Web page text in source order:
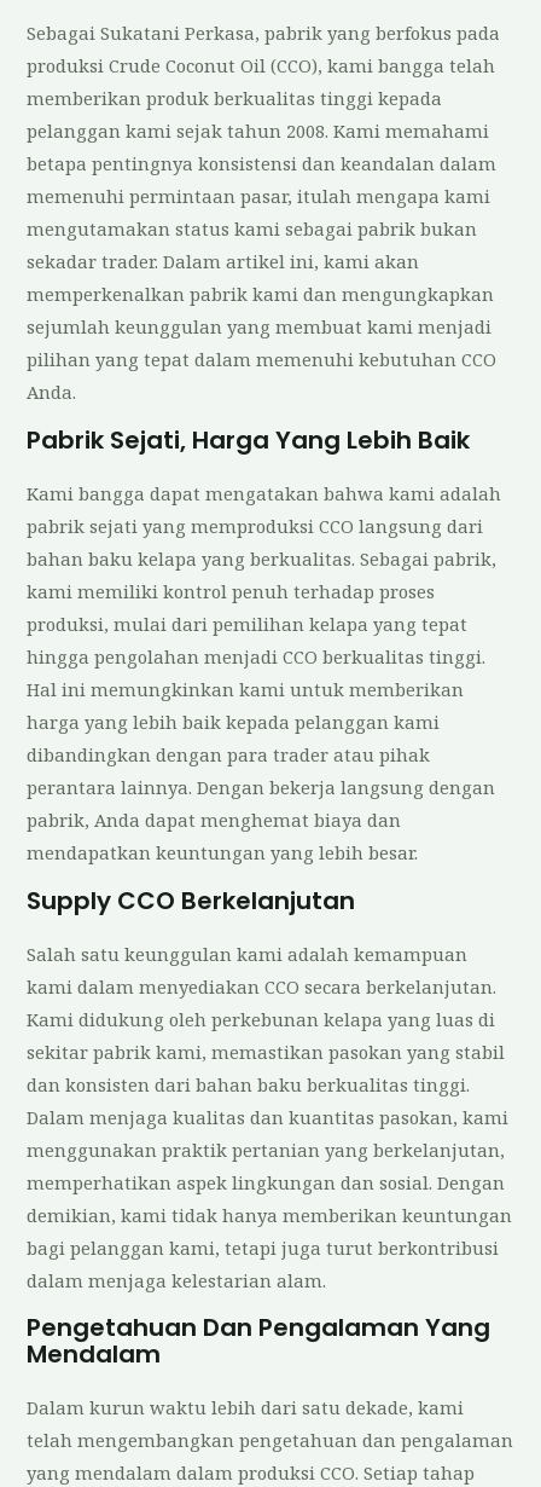
Sebagai Sukatani Perkasa, pabrik yang berfokus pada
produksi Crude Coconut Oil (CCO), kami bangga telah
memberikan produk berkualitas tinggi kepada
pelanggan kami sejak tahun 2008. Kami memahami
betapa pentingnya konsistensi dan keandalan dalam
memenuhi permintaan pasar, itulah mengapa kami
mengutamakan status kami sebagai pabrik bukan
sekadar trader. Dalam artikel ini, kami akan
memperkenalkan pabrik kami dan mengungkapkan
sejumlah keunggulan yang membuat kami menjadi
pilihan yang tepat dalam memenuhi kebutuhan CCO
Anda.
Pabrik Sejati, Harga Yang Lebih Baik
Kami bangga dapat mengatakan bahwa kami adalah
pabrik sejati yang memproduksi CCO langsung dari
bahan baku kelapa yang berkualitas. Sebagai pabrik,
kami memiliki kontrol penuh terhadap proses
produksi, mulai dari pemilihan kelapa yang tepat
hingga pengolahan menjadi CCO berkualitas tinggi.
Hal ini memungkinkan kami untuk memberikan
harga yang lebih baik kepada pelanggan kami
dibandingkan dengan para trader atau pihak
perantara lainnya. Dengan bekerja langsung dengan
pabrik, Anda dapat menghemat biaya dan
mendapatkan keuntungan yang lebih besar.
Supply CCO Berkelanjutan
Salah satu keunggulan kami adalah kemampuan
kami dalam menyediakan CCO secara berkelanjutan.
Kami didukung oleh perkebunan kelapa yang luas di
sekitar pabrik kami, memastikan pasokan yang stabil
dan konsisten dari bahan baku berkualitas tinggi.
Dalam menjaga kualitas dan kuantitas pasokan, kami
menggunakan praktik pertanian yang berkelanjutan,
memperhatikan aspek lingkungan dan sosial. Dengan
demikian, kami tidak hanya memberikan keuntungan
bagi pelanggan kami, tetapi juga turut berkontribusi
dalam menjaga kelestarian alam.
Pengetahuan Dan Pengalaman Yang
Mendalam
Dalam kurun waktu lebih dari satu dekade, kami
telah mengembangkan pengetahuan dan pengalaman
yang mendalam dalam produksi CCO. Setiap tahap